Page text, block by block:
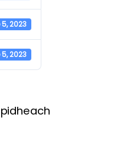
2023
2023